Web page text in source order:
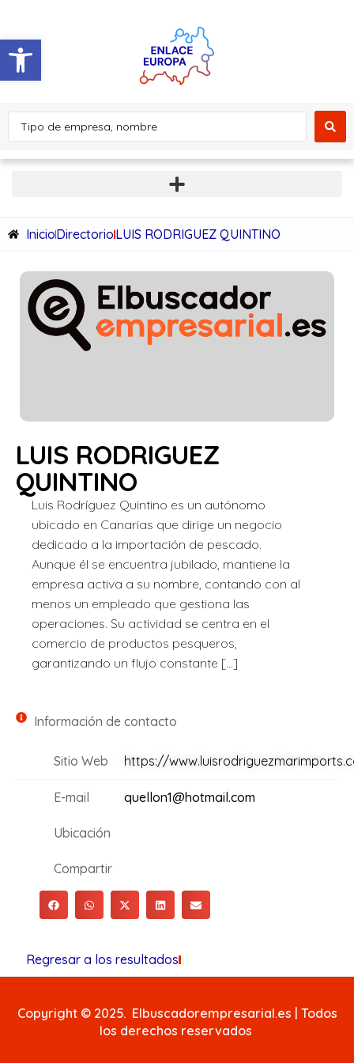
Abrir barra de herramientas
InicioDirectorioLUIS RODRIGUEZ QUINTINO
LUIS RODRIGUEZ
QUINTINO
Luis Rodríguez Quintino es un autónomo
ubicado en Canarias que dirige un negocio
dedicado a la importación de pescado.
Aunque él se encuentra jubilado, mantiene la
empresa activa a su nombre, contando con al
menos un empleado que gestiona las
operaciones. Su actividad se centra en el
comercio de productos pesqueros,
garantizando un flujo constante […]
Información de contacto
Sitio Web https://
E-mail quellon1@hotmail.com
Ubicación
Compartir
Regresar a los resultados
Copyright © 2025. Elbuscadorempresarial.es | Todos
los derechos reservados